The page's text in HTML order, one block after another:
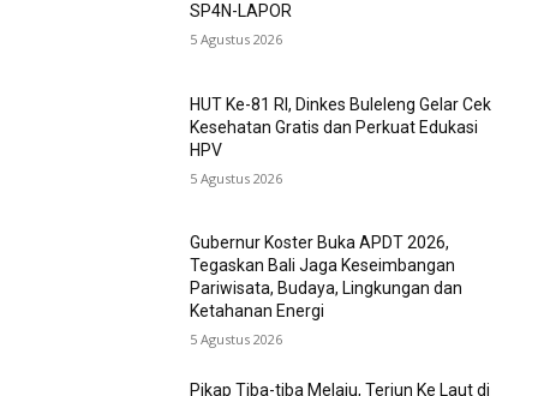
SP4N-LAPOR
5 Agustus 2026
HUT Ke-81 RI, Dinkes Buleleng Gelar Cek
Kesehatan Gratis dan Perkuat Edukasi
HPV
5 Agustus 2026
Gubernur Koster Buka APDT 2026,
Tegaskan Bali Jaga Keseimbangan
Pariwisata, Budaya, Lingkungan dan
Ketahanan Energi
5 Agustus 2026
Pikap Tiba-tiba Melaju, Terjun Ke Laut di